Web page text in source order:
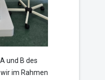
und B des
im Rahmen